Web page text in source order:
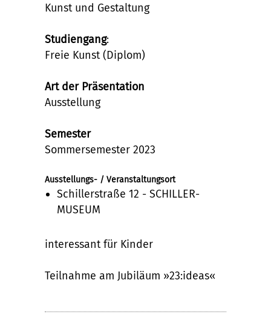
Kunst und Gestaltung
Studiengang:
Freie Kunst (Diplom)
Art der Präsentation
Ausstellung
Semester
Sommersemester 2023
Ausstellungs- / Veranstaltungsort
Schillerstraße 12 - SCHILLER-
MUSEUM
interessant für Kinder
Teilnahme am Jubiläum »23:ideas«